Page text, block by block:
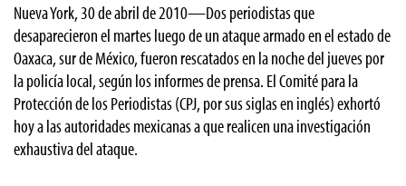
Nueva York, 30 de abril de 2010—Dos periodistas que
desaparecieron el martes luego de un ataque armado en el estado de
Oaxaca, sur de México, fueron rescatados en la noche del jueves por
la policía local, según los informes de prensa. El Comité para la
Protección de los Periodistas (CPJ, por sus siglas en inglés) exhortó
hoy a las autoridades mexicanas a que realicen una investigación
exhaustiva del ataque.